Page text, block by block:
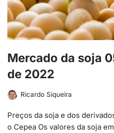
Mercado da soja
de 2022
Ricardo Siqueira
Preços da soja e dos
o Cepea Os valores da soja